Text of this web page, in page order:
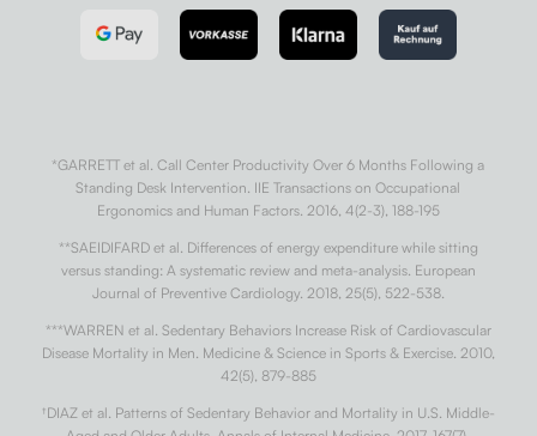
*GARRETT et al. Call Center Productivity Over 6 Months Following a
Standing Desk Intervention. IIE Transactions on Occupational
Ergonomics and Human Factors. 2016, 4(2-3), 188-195
**SAEIDIFARD et al. Differences of energy expenditure while sitting
versus standing: A systematic review and meta-analysis. European
Journal of Preventive Cardiology. 2018, 25(5), 522-538.
***WARREN et al. Sedentary Behaviors Increase Risk of Cardiovascular
Disease Mortality in Men. Medicine & Science in Sports & Exercise. 2010,
42(5), 879-885
†DIAZ et al. Patterns of Sedentary Behavior and Mortality in U.S. Middle-